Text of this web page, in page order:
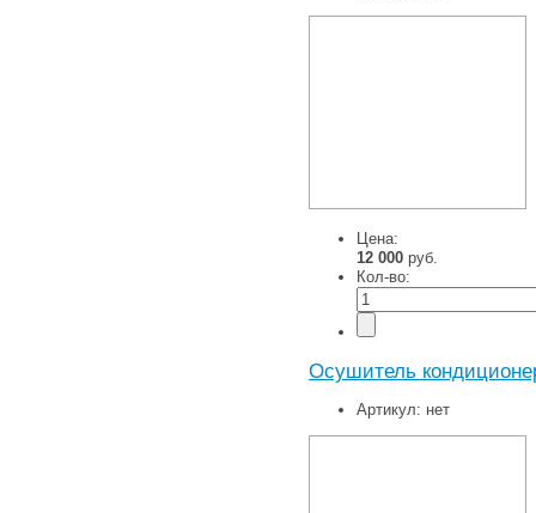
Цена:
12 000 руб.
Кол-во:
Осушитель
Артикул: нет